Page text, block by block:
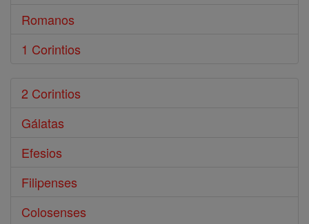
Romanos
1 Corintios
2 Corintios
Gálatas
Efesios
Filipenses
Colosenses